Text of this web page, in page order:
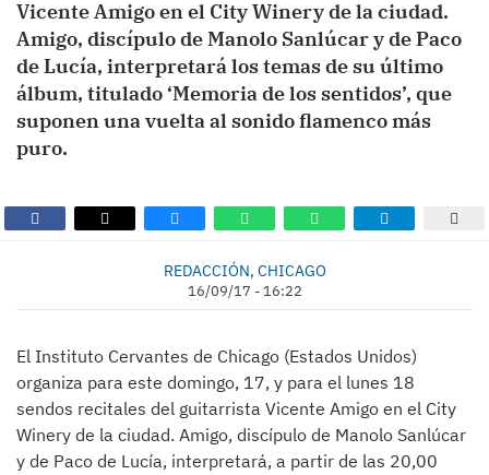
Vicente Amigo en el City Winery de la ciudad.
Amigo, discípulo de Manolo Sanlúcar y de Paco
de Lucía, interpretará los temas de su último
álbum, titulado ‘Memoria de los sentidos’, que
suponen una vuelta al sonido flamenco más
puro.
REDACCIÓN, CHICAGO
16/09/17 - 16:22
El Instituto Cervantes de Chicago (Estados Unidos)
organiza para este domingo, 17, y para el lunes 18
sendos recitales del guitarrista Vicente Amigo en el City
Winery de la ciudad. Amigo, discípulo de Manolo Sanlúcar
y de Paco de Lucía, interpretará, a partir de las 20,00